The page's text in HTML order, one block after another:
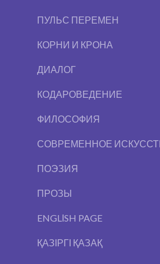
ПУЛЬС ПЕРЕМЕН
КОРНИ И КРОНА
ДИАЛОГ
КОДАРОВЕДЕНИЕ
ФИЛОСОФИЯ
СОВРЕМЕННОЕ
ПОЭЗИЯ
ПРОЗЫ
ENGLІSH PAGE
ҚАЗІРГІ ҚАЗАҚ